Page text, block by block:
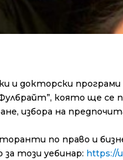
докторски програми
която ще се
избора на
по право и
този уебинар: https://